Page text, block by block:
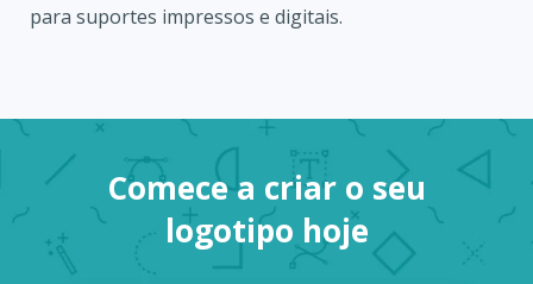
para suportes impressos e digitais.
Comece a criar o seu
logotipo hoje